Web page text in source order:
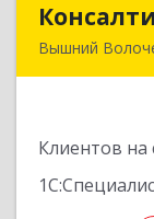
Вышний
Клиентов